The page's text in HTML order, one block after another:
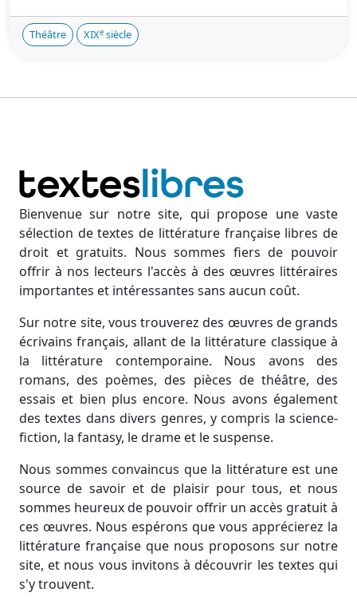
Théâtre XIXe siècle
Bienvenue sur notre site, qui propose une vaste
sélection de textes de littérature française libres de
droit et gratuits. Nous sommes fiers de pouvoir
offrir à nos lecteurs l'accès à des œuvres littéraires
importantes et intéressantes sans aucun coût.
Sur notre site, vous trouverez des œuvres de grands
écrivains français, allant de la littérature classique à
la littérature contemporaine. Nous avons des
romans, des poèmes, des pièces de théâtre, des
essais et bien plus encore. Nous avons également
des textes dans divers genres, y compris la science-
fiction, la fantasy, le drame et le suspense.
Nous sommes convaincus que la littérature est une
source de savoir et de plaisir pour tous, et nous
sommes heureux de pouvoir offrir un accès gratuit à
ces œuvres. Nous espérons que vous apprécierez la
littérature française que nous proposons sur notre
site, et nous vous invitons à découvrir les textes qui
s'y trouvent.